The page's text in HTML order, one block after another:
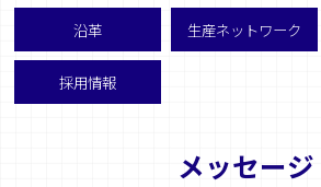
沿革 生産ネットワーク
採用情報
メッセージ